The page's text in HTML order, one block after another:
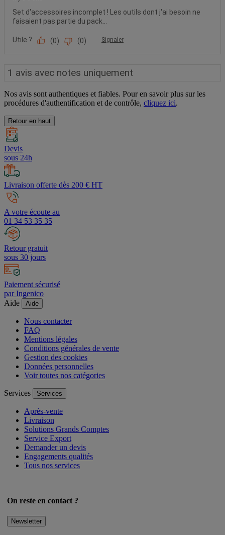
Nos avis sont authentiques et fiables. Pour en savoir plus sur les
procédures d'authentification et de contrôle, cliquez ici.
Retour en haut
Devis
sous 24h
Livraison offerte dès 200 € HT
A votre écoute au
01 34 53 35 35
Retour gratuit
sous 30 jours
Paiement sécurisé
par Ingenico
Aide
Aide
Nous contacter
FAQ
Mentions légales
Conditions générales de vente
Gestion des cookies
Données personnelles
Voir toutes nos catégories
Services Services
Après-vente
Livraison
Solutions Grands Comptes
Service Export
Demander un devis
Engagements qualités
Tous nos services
On reste en contact ?
Newsletter